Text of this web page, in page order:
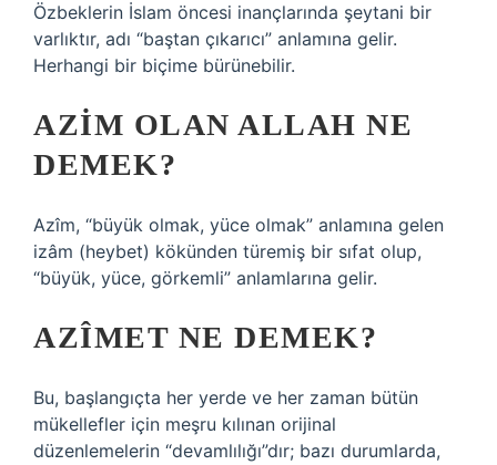
Özbeklerin İslam öncesi inançlarında şeytani bir
varlıktır, adı “baştan çıkarıcı” anlamına gelir.
Herhangi bir biçime bürünebilir.
AZIM OLAN ALLAH NE
DEMEK?
Azîm, “büyük olmak, yüce olmak” anlamına gelen
izâm (heybet) kökünden türemiş bir sıfat olup,
“büyük, yüce, görkemli” anlamlarına gelir.
AZÎMET NE DEMEK?
Bu, başlangıçta her yerde ve her zaman bütün
mükellefler için meşru kılınan orijinal
düzenlemelerin “devamlılığı”dır; bazı durumlarda,